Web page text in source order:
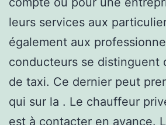
leurs services aux
également aux
conducteurs se distinguent
de taxi. Ce dernier peut
qui sur la . Le chauffeur
est à contacter en avance.